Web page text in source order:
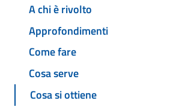
A chi è rivolto
Approfondimenti
Come fare
Cosa serve
Cosa si ottiene